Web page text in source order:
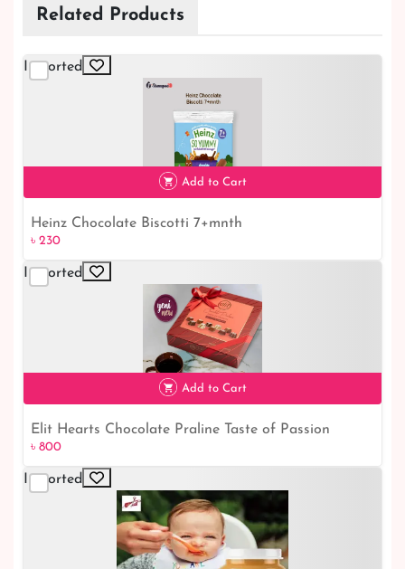
Related Products
Imported
৳ 230
Add to Cart
Heinz Chocolate Biscotti 7+mnth
৳ 230
Imported
৳ 800
Add to Cart
Elit Hearts Chocolate Praline Taste of Passion
৳ 800
Imported